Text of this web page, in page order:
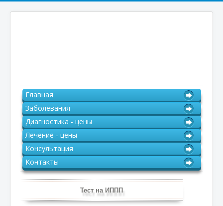
Главная
Заболевания
Диагностика - цены
Лечение - цены
Консультация
Контакты
Тест на ИППП